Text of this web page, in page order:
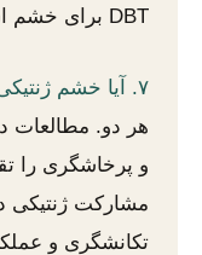
DBT برای خشم است [۲۳].
۷. آیا خشم ژنتیکی است یا آموخته‌شده؟
هر دو. مطالعات
مشارکت ژنتیکی
تکانشگری و